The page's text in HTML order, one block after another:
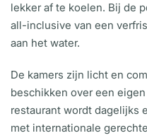
lekker af te koelen. Bij de
all-inclusive van een
aan het water.
De kamers zijn licht en
beschikken over een
restaurant wordt dagelijks
met internationale